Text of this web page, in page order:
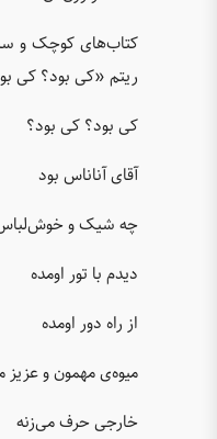
کتاب‌های کوچک و
ریتم «کی بود؟ کی
کی بود؟ کی بود؟
آقای آناناس بود
چه شیک و
دیدم با تور اومده
از راه دور اومده
میوه‌ی مهمون و عزیز
خارجی حرف می‌زنه